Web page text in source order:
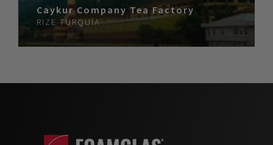
Caykur Company Tea Factory
RIZE TURQUÍA